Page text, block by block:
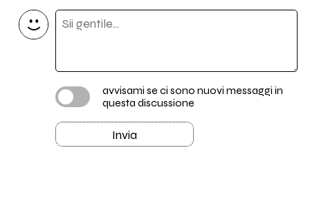
avvisami se ci sono nuovi messaggi in
questa discussione
Invia